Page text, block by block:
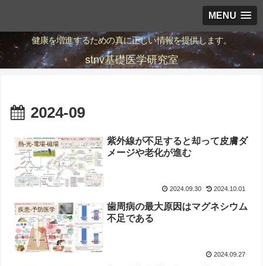
MENU
健康を増進するための真に正しい情報を提供します。
stnv基礎医学研究室
2024-09
熱-光-電場-磁場
紫外線が不足すると却って皮膚ダ
メージや老化が進む
2024.09.30 2024.10.01
疾患-予防医学
歯周病の最大原因はマグネシウム
不足である
2024.09.27